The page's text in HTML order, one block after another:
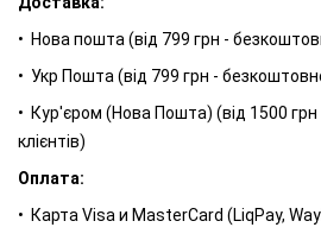
поєднання для тих, хто хоче купити
будні та свята, романтичне
подругами - звучання цього аромату
особливою. Запашний шлейф дарує
нагадує, як багато в житті
Аромат Lambre №1 також можна
• Нова пошта (від 799 грн -
• Укр Пошта (від 799 грн -
• Кур'єром (Нова Пошта) (від 1500 грн
клієнтів)
Оплата:
• Карта Visa и MasterCard (LiqPay,